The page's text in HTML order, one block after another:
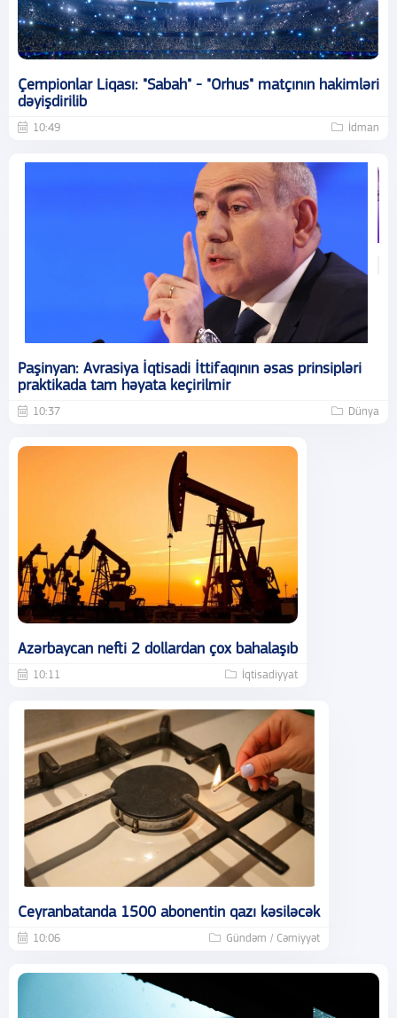
Çempionlar Liqası: "Sabah" - "Orhus" matçının hakimləri
dəyişdirilib
10:49 İdman
Paşinyan: Avrasiya İqtisadi İttifaqının əsas prinsipləri
praktikada tam həyata keçirilmir
10:37 Dünya
Azərbaycan nefti 2 dollardan çox bahalaşıb
10:11 İqtisadiyyat
Ceyranbatanda 1500 abonentin qazı kəsiləcək
10:06 Gündəm / Cəmiyyət